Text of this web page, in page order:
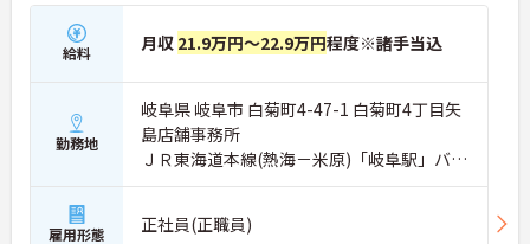
給料 月収 21.9万円～22.9万円程度※諸手当込
勤務地
岐阜県 岐阜市 白菊町4-47-1 白菊町4丁目矢
島店舗事務所
ＪＲ東海道本線(熱海－米原)「岐阜駅」バ
ス・車10分
雇用形態 正社員(正職員)